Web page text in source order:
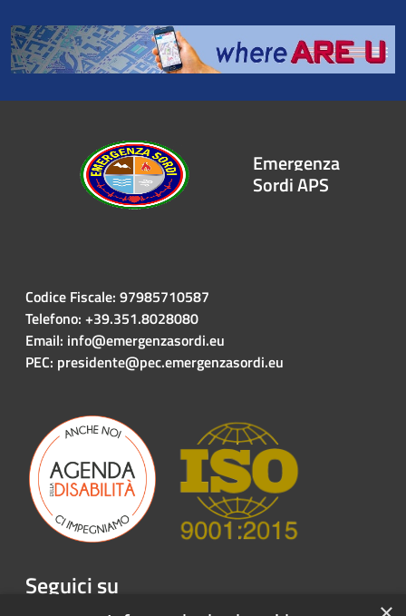
Emergenza
Sordi APS
Codice Fiscale: 97985710587
Telefono: +39.351.8028080
Email: info@emergenzasordi.eu
PEC: presidente@pec.emergenzasordi.eu
Seguici su